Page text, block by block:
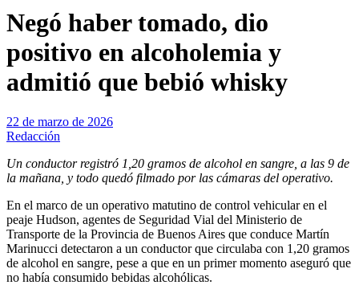
Negó haber tomado, dio
positivo en alcoholemia y
admitió que bebió whisky
22 de marzo de 2026
Redacción
Un conductor registró 1,20 gramos de alcohol en sangre, a las 9 de
la mañana, y todo quedó filmado por las cámaras del operativo.
En el marco de un operativo matutino de control vehicular en el
peaje Hudson, agentes de Seguridad Vial del Ministerio de
Transporte de la Provincia de Buenos Aires que conduce Martín
Marinucci detectaron a un conductor que circulaba con 1,20 gramos
de alcohol en sangre, pese a que en un primer momento aseguró que
no había consumido bebidas alcohólicas.